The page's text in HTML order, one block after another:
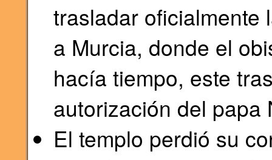
trasladar oficialmente
a Murcia, donde el
hacía tiempo, este
autorización del papa
El templo perdió su